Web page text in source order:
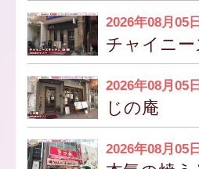
2026年08月05日
チャイニ
2026年08月05日
じの庵
2026年08月05日